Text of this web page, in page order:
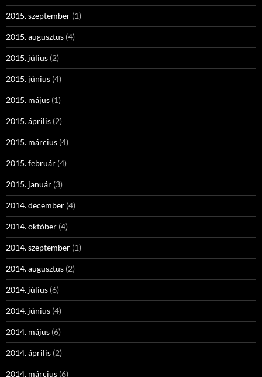
2015. szeptember (1)
2015. augusztus (4)
2015. július (2)
2015. június (4)
2015. május (1)
2015. április (2)
2015. március (4)
2015. február (4)
2015. január (3)
2014. december (4)
2014. október (4)
2014. szeptember (1)
2014. augusztus (2)
2014. július (6)
2014. június (4)
2014. május (6)
2014. április (2)
2014. március (6)